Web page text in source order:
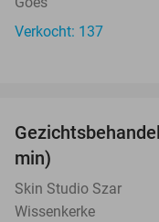
Verkocht: 137
min)
Skin Studio Szar
Wissenkerke